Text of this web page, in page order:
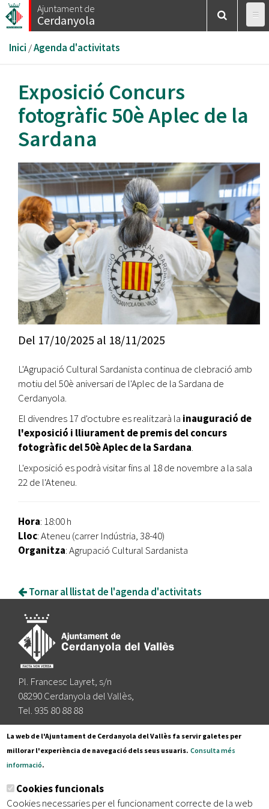
Vés
al
Ajuntament de
Cerdanyola
Esteu
aquí
Inici /Agenda d'activitats
Exposició Concurs
fotogràfic 50è Aplec de la
Sardana
Del 17/10/2025 al 18/11/2025
L'Agrupació Cultural Sardanista continua de clebració amb
motiu del 50è aniversari de l'Aplec de la Sardana de
Cerdanyola.
El divendres 17 d'octubre es realitzarà la inauguració de
l'exposició i lliurament de premis del concurs
fotogràfic del 50è Aplec de la Sardana.
L'exposició es podrà visitar fins al 18 de novembre a la sala
22 de l'Ateneu.
Hora: 18:00 h
Lloc: Ateneu (carrer Indústria, 38-40)
Organitza: Agrupació Cultural Sardanista
Tornar al llistat de l'agenda d'activitats
Pl. Francesc Layret, s/n
08290 Cerdanyola del Vallès,
Tel. 935 80 88 88
Segueix-nos a:
Subscriu-te al nostre butlletí
La web de l'Ajuntament de Cerdanyola del Vallès fa servir galetes per
millorar l'experiència de navegació dels seus usuaris. Consulta més
informació.
Cookies funcionals
Cookies necessaries per el funcionament correcte de la web